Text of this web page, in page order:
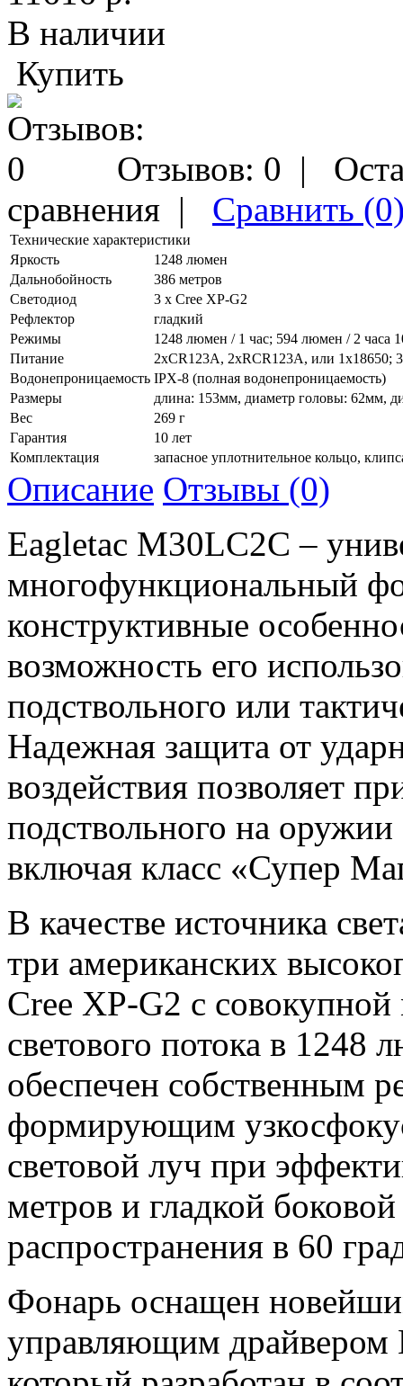
В наличии
Купить
Отзывов: 0 |
сравнения | Сравнить
Технические характеристики
Яркость
1248 люмен
Дальнобойность
386 метров
Светодиод
3 x Cree XP-G2
Рефлектор
гладкий
Режимы
1248 люмен / 1 час; 594 люмен / 2 часа
Питание
2xCR123A, 2xRCR123A, или 1x18650;
Водонепроницаемость IPX-8 (полная водонепроницаемость)
Размеры
длина: 153мм, диаметр головы: 62мм,
Вес
269 г
Гарантия
10 лет
Комплектация
запасное уплотнительное кольцо,
Описание Отзывы (0)
Eagletac M30LC2C –
многофункциональный
конструктивные
возможность его
подствольного или
Надежная защита от
воздействия позволяет
подствольного на
включая класс «Супер
В качестве источника
три американских
Cree XP-G2 с
светового потока в 1248
обеспечен собственным
формирующим
световой луч при
метров и гладкой боковой
распространения в 60
Фонарь оснащен
управляющим драйвером